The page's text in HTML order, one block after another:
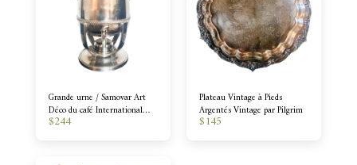
Grande urne / Samovar Art
Déco du café International
Silver des années 1930
$244
Plateau Vintage à Pieds
Argentés Vintage par Pilgrim
$145